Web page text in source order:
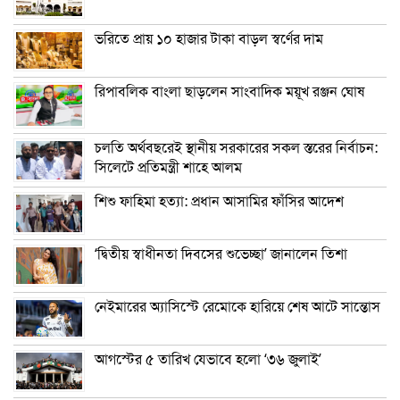
ভরিতে প্রায় ১০ হাজার টাকা বাড়ল স্বর্ণের দাম
রিপাবলিক বাংলা ছাড়লেন সাংবাদিক ময়ূখ রঞ্জন ঘোষ
চলতি অর্থবছরেই স্থানীয় সরকারের সকল স্তরের নির্বাচন:
সিলেটে প্রতিমন্ত্রী শাহে আলম
শিশু ফাহিমা হত্যা: প্রধান আসামির ফাঁসির আদেশ
‘দ্বিতীয় স্বাধীনতা দিবসের শুভেচ্ছা’ জানালেন তিশা
নেইমারের অ্যাসিস্টে রেমোকে হারিয়ে শেষ আটে সান্তোস
আগস্টের ৫ তারিখ যেভাবে হলো ‘৩৬ জুলাই’